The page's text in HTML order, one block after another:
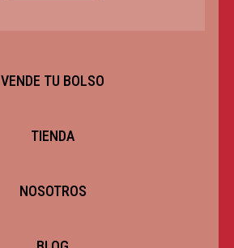
VENDE TU BOLSO
TIENDA
NOSOTROS